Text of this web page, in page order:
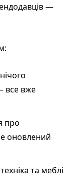
—
все вже
про
оновлений
та меблі